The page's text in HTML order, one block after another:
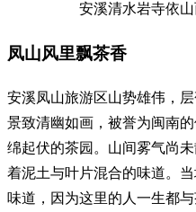
安溪清水岩寺依山
凤山风里飘茶香
安溪凤山旅游区山势雄伟，
景致清幽如画，被誉为闽南
绵起伏的茶园。山间雾气尚
着泥土与叶片混合的味道。
味道，因为这里的人一生都